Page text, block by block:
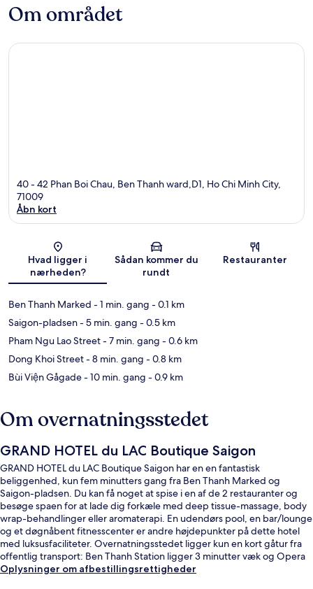
Om området
40 - 42 Phan Boi Chau, Ben Thanh ward,D1, Ho Chi Minh City,
71009
Åbn kort
Hvad ligger i
nærheden?
Sådan kommer du
rundt
Restauranter
Ben Thanh Marked - 1 min. gang - 0.1 km
Saigon-pladsen- 5 min. gang - 0.5 km
Pham Ngu Lao Street- 7 min. gang - 0.6 km
Dong Khoi Street- 8 min. gang - 0.8 km
Bùi Viện Gågade- 10 min. gang - 0.9 km
Om overnatningsstedet
GRAND HOTEL du LAC Boutique Saigon
GRAND HOTEL du LAC Boutique Saigon har en en fantastisk
beliggenhed, kun fem minutters gang fra Ben Thanh Marked og
Saigon-pladsen. Du kan få noget at spise i en af de 2 restauranter og
besøge spaen for at lade dig forkæle med deep tissue-massage, body
wrap-behandlinger eller aromaterapi. En udendørs pool, en bar/lounge
og et døgnåbent fitnesscenter er andre højdepunkter på dette hotel
med luksusfaciliteter. Overnatningsstedet ligger kun en kort gåtur fra
offentlig transport: Ben Thanh Station ligger 3 minutter væk og Opera
House Metrostation ligger 6 minutter derfra.
Oplysninger om afbestillingsrettigheder